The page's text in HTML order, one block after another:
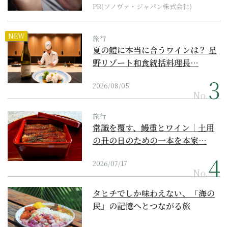
PR(ソノヴァ・ジャパン株式会社)
NEW 旅行
夏の鱧に本当に合うワインは？ 星
野リゾート和食統括料理長…
2026/08/05
No.
旅行
常識を覆す、鰻重とワイン｜土用
の丑の日のための一本を本家…
2026/07/17
No.
タヒチでしか味わえない、「海の
民」の記憶へとつながる旅